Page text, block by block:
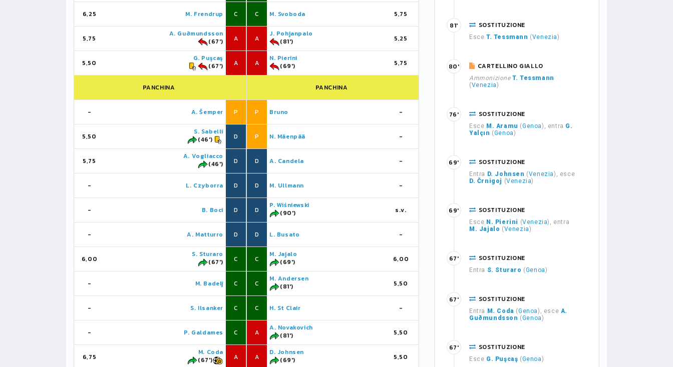
6,25 M. Frendrup C
5,75
A. Guðmundsson
(67')
A
5,50
G. Puşcaş
(67')
A
PANCHINA
- A. Šemper P
5,50
S. Sabelli
(46')
D
5,75
A. Vogliacco
(46')
D
- L. Czyborra D
- B. Boci D
- A. Matturro D
6,00
S. Sturaro
(67')
C
- M. Badelj C
- S. Ilsanker C
- P. Galdames C
6,75
M. Coda
(67')
A
C M. Svoboda 5,75
A
J. Pohjanpalo
(81')
5,25
A
N. Pierini
(69')
5,75
PANCHINA
P Bruno -
P N. Mäenpää -
D A. Candela -
D M. Ullmann -
D
P. Wiśniewski
(90')
s.v.
D L. Busato -
C
M. Jajalo
(69')
6,00
C
M. Andersen
(81')
5,50
C H. St Clair -
A
A. Novakovich
(81')
5,50
A
D. Johnsen
(69')
5,50
SOSTITUZIONE
Esce T. Tessmann (Venezia)
81'
CARTELLINO GIALLO
Ammonizione T. Tessmann
(Venezia)
80'
SOSTITUZIONE
Esce M. Aramu (Genoa), entra G.
Yalçın (Genoa)
76'
SOSTITUZIONE
Entra D. Johnsen (Venezia), esce
D. Črnigoj (Venezia)
69'
SOSTITUZIONE
Esce N. Pierini (Venezia), entra
M. Jajalo (Venezia)
69'
SOSTITUZIONE
Entra S. Sturaro (Genoa)
67'
SOSTITUZIONE
Entra M. Coda (Genoa), esce A.
Guðmundsson (Genoa)
67'
SOSTITUZIONE
Esce G. Puşcaş (Genoa)
67'